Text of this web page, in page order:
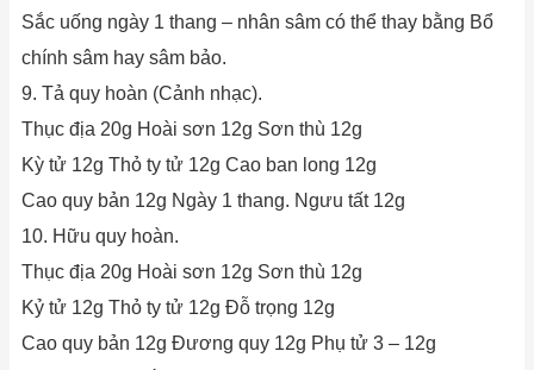
Sắc uống ngày 1 thang – nhân sâm có thể thay bằng Bổ
chính sâm hay sâm bảo.
9. Tả quy hoàn (Cảnh nhạc).
Thục địa 20g Hoài sơn 12g Sơn thù 12g
Kỳ tử 12g Thỏ ty tử 12g Cao ban long 12g
Cao quy bản 12g Ngày 1 thang. Ngưu tất 12g
10. Hữu quy hoàn.
Thục địa 20g Hoài sơn 12g Sơn thù 12g
Kỷ tử 12g Thỏ ty tử 12g Đỗ trọng 12g
Cao quy bản 12g Đương quy 12g Phụ tử 3 – 12g